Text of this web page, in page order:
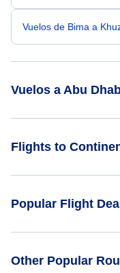
Vuelos de Bima a
Vuelos a Abu
Vuelos de Singapur a
Flights to
Flights to Caribbean
Popular Flight
Other Popular